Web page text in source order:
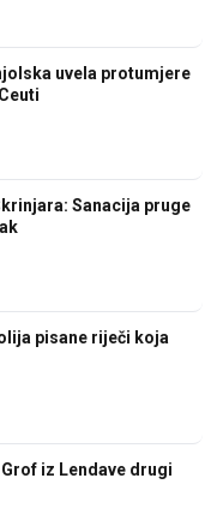
uvela protumjere
Sanacija pruge
pisane riječi koja
iz Lendave drugi